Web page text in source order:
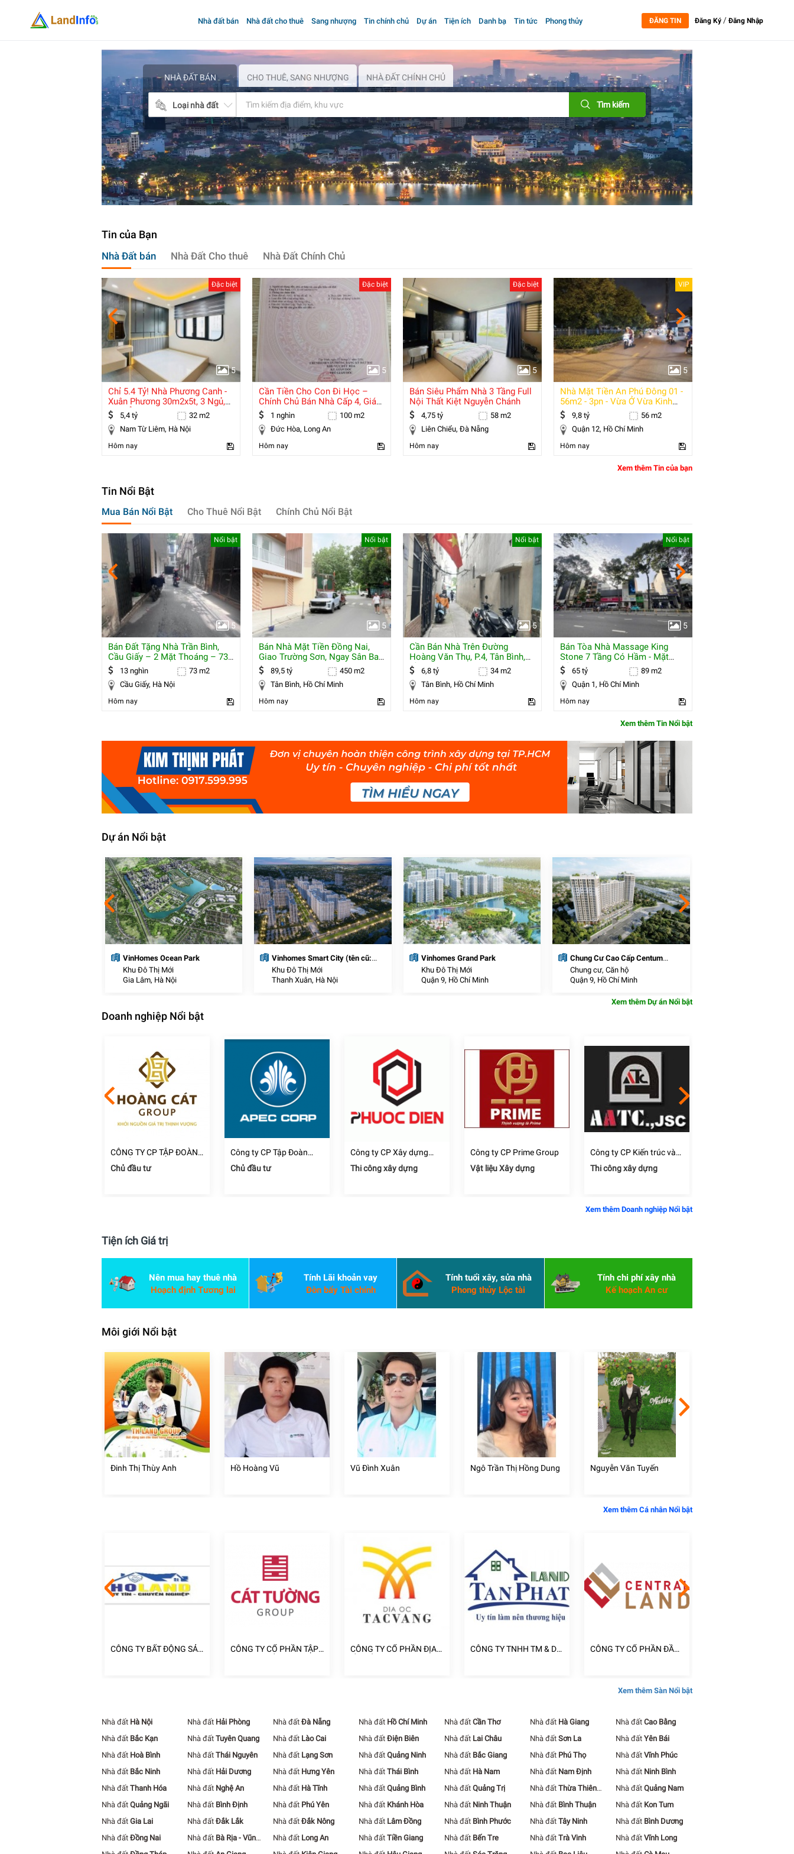
Nhà đất bán Nhà đất cho thuê Sang nhượng Tin chính chủ Dự án Tiện ích Danh bạ Tin tức Phong thủy ĐĂNG TIN Đăng Ký /Đăng Nhập
NHÀ ĐẤT BÁN CHO THUÊ, SANG NHƯỢNG NHÀ ĐẤT CHÍNH CHỦ
Loại nhà đất
Tin của Bạn
Nhà Đất bán Nhà Đất Cho thuê Nhà Đất Chính Chủ
5
Đặc biệt
Chỉ 5.4 Tỷ! Nhà Phương Canh -
Xuân Phương 30m2x5t, 3 Ngủ,
30m Ô Tô,
5,4 tỷ
32 m2
Nam Từ Liêm, Hà Nội
Hôm nay
5
Đặc biệt
Cần Tiền Cho Con Đi Học –
Chính Chủ Bán Nhà Cấp 4, Giá
Đầu Tư Mềm
1 nghìn
100 m2
Đức Hòa, Long An
Hôm nay
5
Đặc biệt
Bán Siêu Phẩm Nhà 3 Tầng Full
Nội Thất Kiệt Nguyễn Chánh
4,75 tỷ
58 m2
Liên Chiểu, Đà Nẵng
Hôm nay
5
VIP
Nhà Mặt Tiền An Phú Đông 01 -
56m2 - 3pn - Vừa Ở Vừa Kinh
Doanh
9,8 tỷ
56 m2
Quận 12, Hồ Chí Minh
Hôm nay
Xem thêm Tin của bạn
Tin Nổi Bật
Mua Bán Nổi Bật Cho Thuê Nổi Bật Chính Chủ Nổi Bật
5
Nổi bật
Bán Đất Tặng Nhà Trần Bình,
Cầu Giấy – 2 Mặt Thoáng – 73
M2 – Mt 7
13 nghìn
73 m2
Cầu Giấy, Hà Nội
Hôm nay
5
Nổi bật
Bán Nhà Mặt Tiền Đồng Nai,
Giao Trường Sơn, Ngay Sân Bay
Tsn,89,5 tỷ
450 m2
Tân Bình, Hồ Chí Minh
Hôm nay
5
Nổi bật
Cần Bán Nhà Trên Đường
Hoàng Văn Thụ, P.4, Tân Bình,
Gần Lăng Cha
6,8 tỷ
34 m2
Tân Bình, Hồ Chí Minh
Hôm nay
5
Nổi bật
Bán Tòa Nhà Massage King
Stone 7 Tầng Có Hầm - Mặt
Tiền Kd Đ.trần
65 tỷ
89 m2
Quận 1, Hồ Chí Minh
Hôm nay
Xem thêm Tin Nổi bật
Dự án Nổi bật
VinHomes Ocean Park
Khu Đô Thị Mới
Gia Lâm, Hà Nội
Vinhomes Smart City (tên cũ:
VinCity Sportia)
Khu Đô Thị Mới
Thanh Xuân, Hà Nội
Vinhomes Grand Park
Khu Đô Thị Mới
Quận 9, Hồ Chí Minh
Chung Cư Cao Cấp Centum
Wealth
Chung cư, Căn hộ
Quận 9, Hồ Chí Minh
Xem thêm Dự án Nổi bật
Doanh nghiệp Nổi bật
CÔNG TY CP TẬP ĐOÀN
ĐỊA ỐC HOÀNG CÁT
Chủ đầu tư
Công ty CP Tập Đoàn
Đầu Tư Châu Á Thái Bình
Dương
Chủ đầu tư
Công ty CP Xây dựng
ốc Phước Điền
Thi công xây dựng
Công ty CP Prime Group
Vật liệu Xây dựng
Công ty CP Kiến trúc và
bộ AATC
Thi công xây dựng
Xem thêm Doanh nghiệp Nổi bật
Tiện ích Giá trị
Nên mua hay thuê nhà
Hoạch định Tương lai
Tính Lãi khoản vay
Đòn bẩy Tài chính
Tính tuổi xây, sửa nhà
Phong thủy Lộc tài
Tính chi phí xây nhà
Kế hoạch An cư
Môi giới Nổi bật
Đinh Thị Thùy Anh Hồ Hoàng Vũ Vũ Đình Xuân Ngô Trần Thị Hồng Dung Nguyễn Văn Tuyến
Xem thêm Cá nhân Nổi bật
CÔNG TY BẤT ĐỘNG SẢN
CÔNG TY CỔ PHẦN TẬP
CÔNG TY CỔ PHẦN ĐỊA
CÔNG TY TNHH TM & DV
CÔNG TY CỔ PHẦN ĐẦU
Xem thêm Sàn Nổi bật
Nhà đất Hà Nội Nhà đất Hải Phòng Nhà đất Đà Nẵng Nhà đất Hồ Chí Minh Nhà đất Cần Thơ Nhà đất Hà Giang Nhà đất Cao Bằng
Nhà đất Bắc Kạn Nhà đất Tuyên Quang Nhà đất Lào Cai Nhà đất Điện Biên Nhà đất Lai Châu Nhà đất Sơn La Nhà đất Yên Bái
Nhà đất Hoà Bình Nhà đất Thái Nguyên Nhà đất Lạng Sơn Nhà đất Quảng Ninh Nhà đất Bắc Giang Nhà đất Phú Thọ Nhà đất Vĩnh Phúc
Nhà đất Bắc Ninh Nhà đất Hải Dương Nhà đất Hưng Yên Nhà đất Thái Bình Nhà đất Hà Nam Nhà đất Nam Định Nhà đất Ninh Bình
Nhà đất Thanh Hóa Nhà đất Nghệ An Nhà đất Hà Tĩnh Nhà đất Quảng Bình Nhà đất Quảng Trị Nhà đất Thừa Thiên
Nhà đất Quảng Nam
Nhà đất Quảng Ngãi Nhà đất Bình Định Nhà đất Phú Yên Nhà đất Khánh Hòa Nhà đất Ninh Thuận Nhà đất Bình Thuận Nhà đất Kon Tum
Nhà đất Gia Lai Nhà đất Đắk Lắk Nhà đất Đắk Nông Nhà đất Lâm Đồng Nhà đất Bình Phước Nhà đất Tây Ninh Nhà đất Bình Dương
Nhà đất Đồng Nai Nhà đất Bà Rịa - Vũng
Nhà đất Long An Nhà đất Tiền Giang Nhà đất Bến Tre Nhà đất Trà Vinh Nhà đất Vĩnh Long